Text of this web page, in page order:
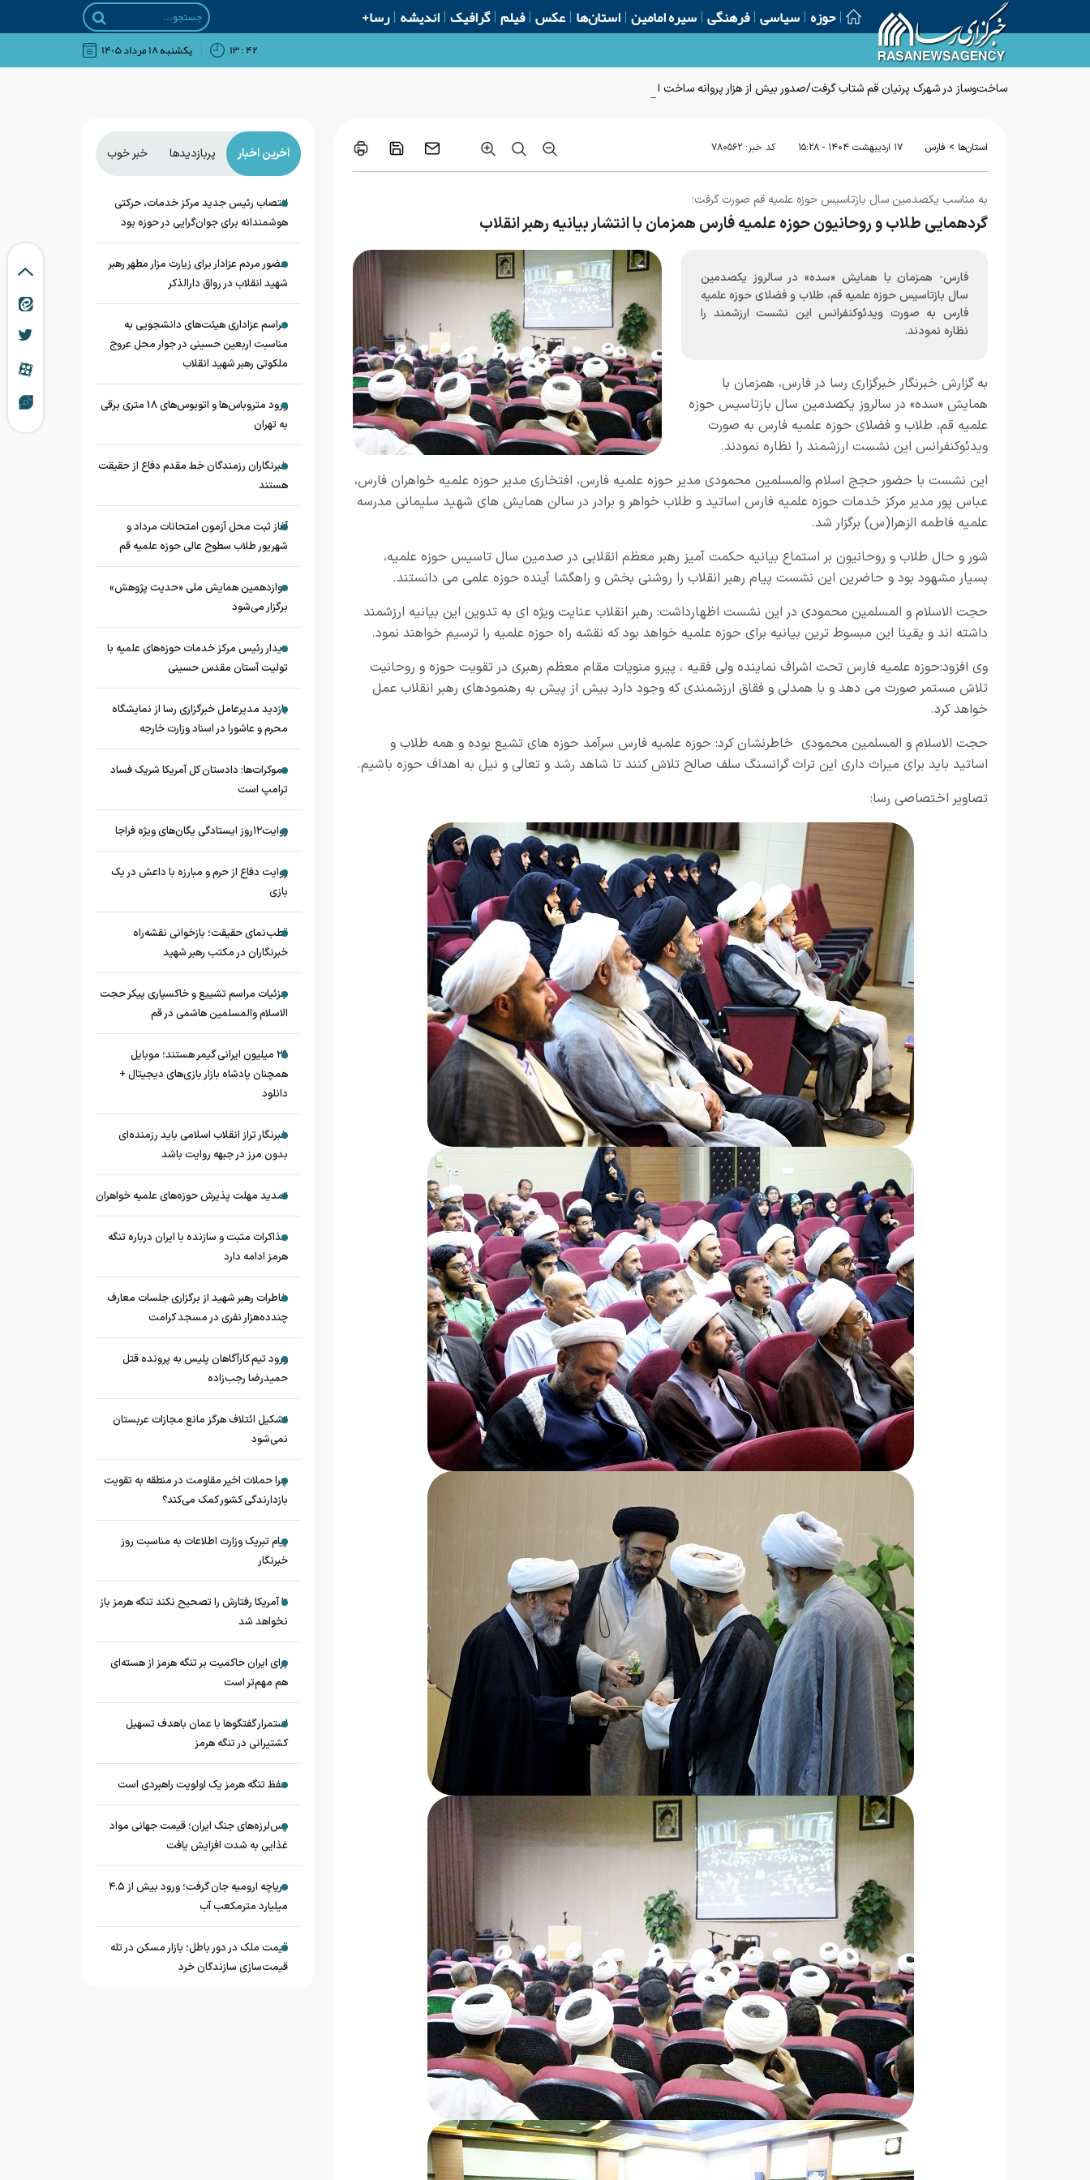
حوزه سیاسی فرهنگی سیره امامین استان‌ها عکس فیلم گرافیک اندیشه رسا+
۴۲ : ۱۳ يکشنبه ۱۸ مرداد ۱۴۰۵
ساخت‌وساز در شهرک پرنیان قم شتاب گرفت/صدور بیش از هزار پروانه ساخت از ابتدای سال
استان‌ها > فارس ۱۷ ارديبهشت ۱۴۰۴ - ۱۵:۲۸ کد خبر: ۷۸۰۵۶۲
به مناسب یکصدمین سال بازتاسیس حوزه علمیه قم صورت گرفت؛
گردهمایی طلاب و روحانیون حوزه علمیه فارس همزمان با انتشار بیانیه رهبر انقلاب
فارس- همزمان با همایش «سده» در سالروز یکصدمین
سال بازتاسیس حوزه علمیه قم، طلاب و فضلای حوزه علمیه
فارس به صورت ویدئوکنفرانس این نشست ارزشمند را
نظاره نمودند.
به گزارش خبرنگار خبرگزاری رسا در فارس، همزمان با
همایش «سده» در سالروز یکصدمین سال بازتاسیس حوزه
علمیه قم، طلاب و فضلای حوزه علمیه فارس به صورت
ویدئوکنفرانس این نشست ارزشمند را نظاره نمودند.
این نشست با حضور حجج اسلام والمسلمین محمودی مدیر حوزه علمیه فارس، افتخاری مدیر حوزه علمیه خواهران فارس،
عباس پور مدیر مرکز خدمات حوزه علمیه فارس اساتید و طلاب خواهر و برادر در سالن همایش های شهید سلیمانی مدرسه
علمیه فاطمه الزهرا(س) برگزار شد.
شور و حال طلاب و روحانیون بر استماع بیانیه حکمت آمیز رهبر معظم انقلابی در صدمین سال تاسیس حوزه علمیه،
بسیار مشهود بود و حاضرین این نشست پیام رهبر انقلاب را روشنی بخش و راهگشا آینده حوزه علمی می دانستند.
حجت الاسلام و المسلمین محمودی در این نشست اظهارداشت: رهبر انقلاب عنایت ویژه ای به تدوین این بیانیه ارزشمند
داشته اند و یقینا این مبسوط ترین بیانیه برای حوزه علمیه خواهد بود که نقشه راه حوزه علمیه را ترسیم خواهند نمود.
وی افزود:حوزه علمیه فارس تحت اشراف نماینده ولی فقیه ، پیرو منویات مقام معظم رهبری در تقویت حوزه و روحانیت
تلاش مستمر صورت می دهد و با همدلی و فقاق ارزشمندی که وجود دارد بیش از پیش به رهنمودهای رهبر انقلاب عمل
خواهد کرد.
حجت الاسلام و المسلمین محمودی خاطرنشان کرد: حوزه علمیه فارس سرآمد حوزه های تشیع بوده و همه طلاب و
اساتید باید برای میراث داری این تراث گرانسنگ سلف صالح تلاش کنند تا شاهد رشد و تعالی و نیل به اهداف حوزه باشیم.
تصاویر اختصاصی رسا:
آخرین اخبار پربازدیدها خبر خوب
انتصاب رئیس جدید مرکز خدمات، حرکتی
هوشمندانه برای جوان‌گرایی در حوزه بود
حضور مردم عزادار برای زیارت مزار مطهر رهبر
شهید انقلاب در رواق دارالذکر
مراسم عزاداری هیئت‌های دانشجویی به
مناسبت اربعین حسینی در جوار محل عروج
ملکوتی رهبر شهید انقلاب
ورود متروباس‌ها و اتوبوس‌های 18 متری برقی
به تهران
خبرنگاران رزمندگان خط مقدم دفاع از حقیقت
هستند
آغاز ثبت محل آزمون امتحانات مرداد و
شهریور طلاب سطوح عالی حوزه علمیه قم
دوازدهمین همایش ملی «حدیث‌ پژوهش»
برگزار می‌شود
دیدار رئیس مرکز خدمات حوزه‌های علمیه با
تولیت آستان مقدس حسینی
بازدید مدیرعامل خبرگزاری رسا از نمایشگاه
محرم و عاشورا در اسناد وزارت خارجه
دموکرات‌ها: دادستان کل آمریکا شریک فساد
ترامپ است
روایت۱۲روز ایستادگی یگان‌های ویژه فراجا
روایت دفاع از حرم و مبارزه با داعش در یک
بازی
قطب‌نمای حقیقت؛ بازخوانی نقشه‌راه
خبرنگاران در مکتب رهبر شهید
جزئیات مراسم تشییع و خاکسپاری پیکر حجت
الاسلام والمسلمین هاشمی در قم
۲۹ میلیون ایرانی گیمر هستند؛ موبایل
همچنان پادشاه بازار بازی‌های دیجیتال +
دانلود
خبرنگار تراز انقلاب اسلامی باید رزمنده‌ای
بدون مرز در جبهه روایت باشد
تمدید مهلت پذیرش حوزه‌های علمیه خواهران
مذاکرات مثبت و سازنده با ایران درباره تنگه
هرمز ادامه دارد
خاطرات رهبر شهید از برگزاری جلسات معارف
چندده‌هزار نفری در مسجد کرامت
ورود تیم کارآگاهان پلیس به پرونده قتل
حمیدرضا رجب‌زاده
تشکیل ائتلاف هرگز مانع مجازات عربستان
نمی‌شود
چرا حملات اخیر مقاومت در منطقه به تقویت
بازدارندگی کشور کمک می‌کند؟
پیام تبریک وزارت اطلاعات به مناسبت روز
خبرنگار
تا آمریکا رفتارش را تصحیح نکند تنگه هرمز باز
نخواهد شد
برای ایران حاکمیت بر تنگه هرمز از هسته‌ای
هم مهم‌تر است
استمرار گفتگوها با عمان باهدف تسهیل
کشتیرانی در تنگه هرمز
حفظ تنگه هرمز یک اولویت راهبردی است
پس‌لرزه‌های جنگ ایران؛ قیمت جهانی مواد
غذایی به شدت افزایش یافت
دریاچه ارومیه جان گرفت؛ ورود بیش از ۴.۵
میلیارد مترمکعب آب
قیمت ملک در دور باطل؛ بازار مسکن در تله
قیمت‌سازی سازندگان خرد